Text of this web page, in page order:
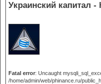
Украинский капитал
Fatal error: Uncaught
/home/admin/web/phinance.ru/